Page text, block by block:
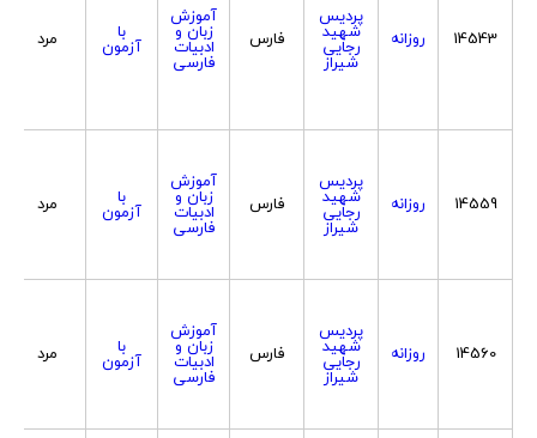
14543 روزانه
پردیس
شهید
رجایی
شیراز
فارس
آموزش
زبان و
ادبیات
فارسی
با
آزمون مرد
14559 روزانه
پردیس
شهید
رجایی
شیراز
فارس
آموزش
زبان و
ادبیات
فارسی
با
آزمون مرد
14560 روزانه
پردیس
شهید
رجایی
شیراز
فارس
آموزش
زبان و
ادبیات
فارسی
با
آزمون مرد